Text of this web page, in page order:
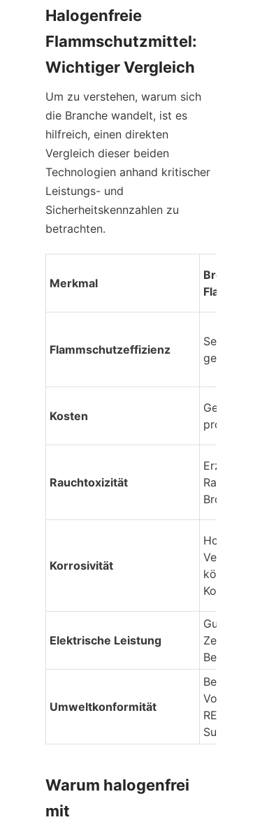
Halogenfreie
Flammschutzmittel:
Wichtiger Vergleich
Um zu verstehen, warum sich
die Branche wandelt, ist es
hilfreich, einen direkten
Vergleich dieser beiden
Technologien anhand kritischer
Leistungs- und
Sicherheitskennzahlen zu
betrachten.
Merkmal
Bromierte
Flammschutzeffizienz
Sehr hoch.
geringe
Kosten
Generell
pro
Rauchtoxizität
Erzeugt
Rauch und
Korrosivität
Hoch.
können
Kontakte
Elektrische Leistung
Gut, kann
Zeit oder
Belastung
Umweltkonformität
Beschränkt
REACH
Warum halogenfrei
mit